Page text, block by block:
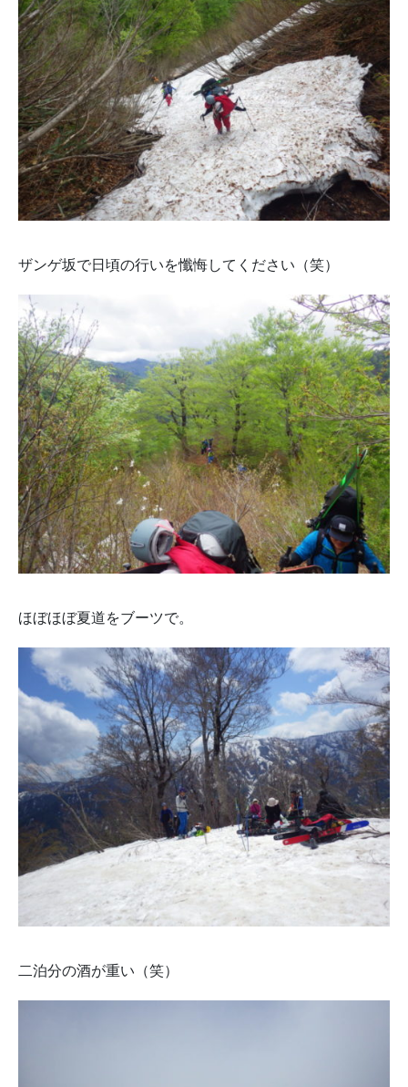
ザンゲ坂で日頃の行いを懺悔してください（笑）
ほぼほぼ夏道をブーツで。
二泊分の酒が重い（笑）